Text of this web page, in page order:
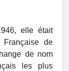
elle était
de
de nom
les plus